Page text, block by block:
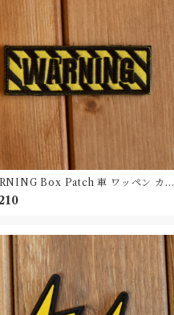
Box Patch 車 ワッペン カー